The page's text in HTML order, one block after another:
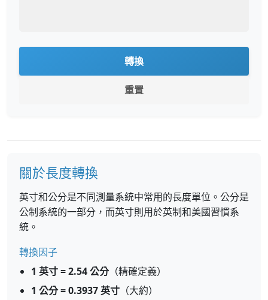
轉換
重置
關於長度轉換
英寸和公分是不同測量系統中常用的長度單位。公分是
公制系統的一部分，而英寸則用於英制和美國習慣系
統。
轉換因子
1 英寸 = 2.54 公分（精確定義）
1 公分 = 0.3937 英寸 （大約）